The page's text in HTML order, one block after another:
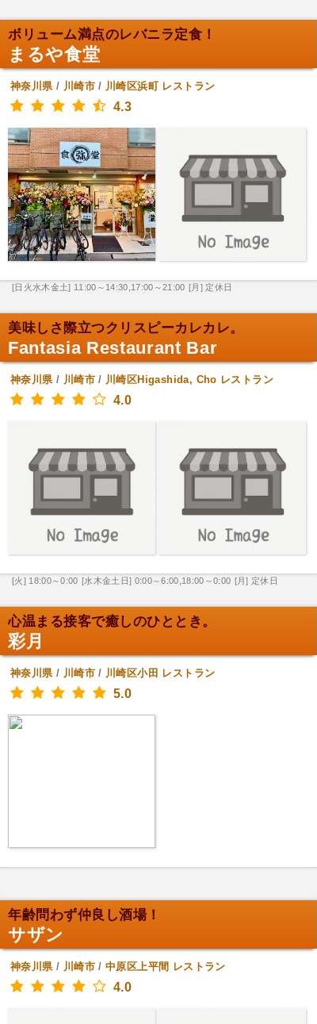
ボリューム満点のレバニラ定食！
まるや食堂
神奈川県/ 川崎市/ 川崎区浜町 レストラン
4.3
[日火水木金土] 11:00～14:30,17:00～21:00 [月] 定休日
美味しさ際立つクリスピーカレカレ。
Fantasia Restaurant Bar
神奈川県/ 川崎市/ 川崎区Higashida, Cho レストラン
4.0
[火] 18:00～0:00 [水木金土日] 0:00～6:00,18:00～0:00 [月] 定休日
心温まる接客で癒しのひととき。
彩月
神奈川県/ 川崎市/ 川崎区小田 レストラン
5.0
年齢問わず仲良し酒場！
サザン
神奈川県/ 川崎市/中原区上平間 レストラン
4.0